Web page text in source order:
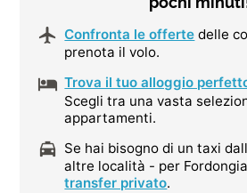
Confronta le offerte delle
prenota il volo.
Trova il tuo alloggio
Scegli tra una vasta
appartamenti.
Se hai bisogno di un taxi
altre località - per
transfer privato.